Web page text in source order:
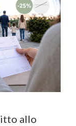
allo